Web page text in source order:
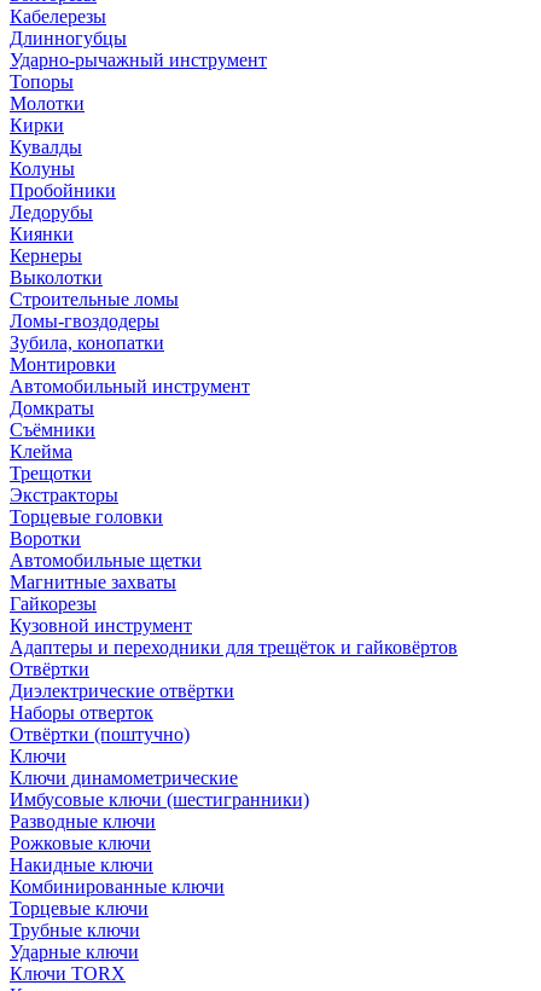
Кабелерезы
Длинногубцы
Ударно-рычажный инструмент
Топоры
Молотки
Кирки
Кувалды
Колуны
Пробойники
Ледорубы
Киянки
Кернеры
Выколотки
Строительные ломы
Ломы-гвоздодеры
Зубила, конопатки
Монтировки
Автомобильный инструмент
Домкраты
Съёмники
Клейма
Трещотки
Экстракторы
Торцевые головки
Воротки
Автомобильные щетки
Магнитные захваты
Гайкорезы
Кузовной инструмент
Адаптеры и переходники для трещёток и гайковёртов
Отвёртки
Диэлектрические отвёртки
Наборы отверток
Отвёртки (поштучно)
Ключи
Ключи динамометрические
Имбусовые ключи (шестигранники)
Разводные ключи
Рожковые ключи
Накидные ключи
Комбинированные ключи
Торцевые ключи
Трубные ключи
Ударные ключи
Ключи TORX